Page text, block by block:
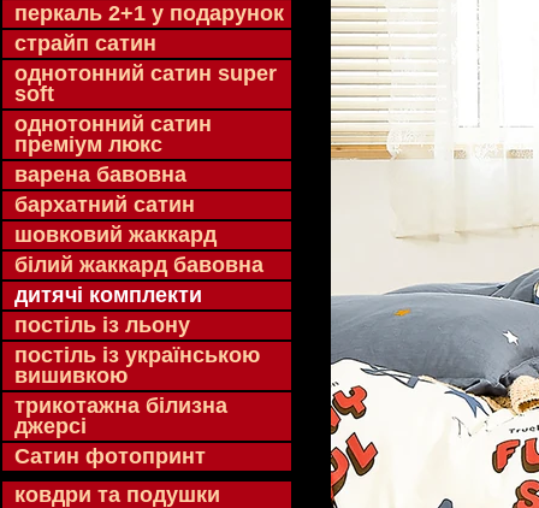
перкаль 2+1 у подарунок
страйп сатин
однотонний сатин super
soft
однотонний сатин
преміум люкс
варена бавовна
бархатний сатин
шовковий жаккард
білий жаккард бавовна
дитячі комплекти
постіль із льону
постіль із українською
вишивкою
трикотажна білизна
джерсі
Сатин фотопринт
ковдри та подушки